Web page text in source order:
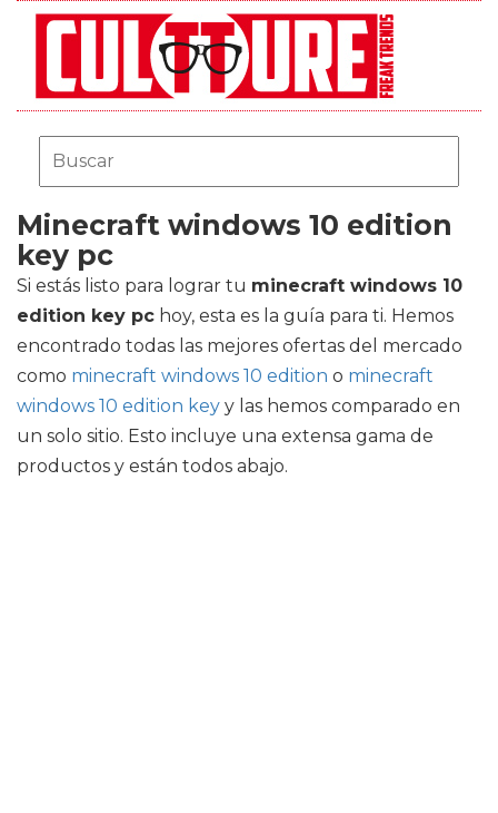
Minecraft windows 10 edition
key pc
Si estás listo para lograr tu minecraft windows 10
edition key pc hoy, esta es la guía para ti. Hemos
encontrado todas las mejores ofertas del mercado
como minecraft windows 10 edition o minecraft
windows 10 edition key y las hemos comparado en
un solo sitio. Esto incluye una extensa gama de
productos y están todos abajo.